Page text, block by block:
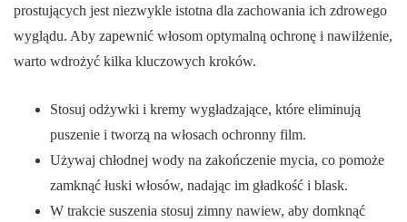
prostujących jest niezwykle istotna dla zachowania ich zdrowego
wyglądu. Aby zapewnić włosom optymalną ochronę i nawilżenie,
warto wdrożyć kilka kluczowych kroków.
Stosuj odżywki i kremy wygładzające, które eliminują
puszenie i tworzą na włosach ochronny film.
Używaj chłodnej wody na zakończenie mycia, co pomoże
zamknąć łuski włosów, nadając im gładkość i blask.
W trakcie suszenia stosuj zimny nawiew, aby domknąć